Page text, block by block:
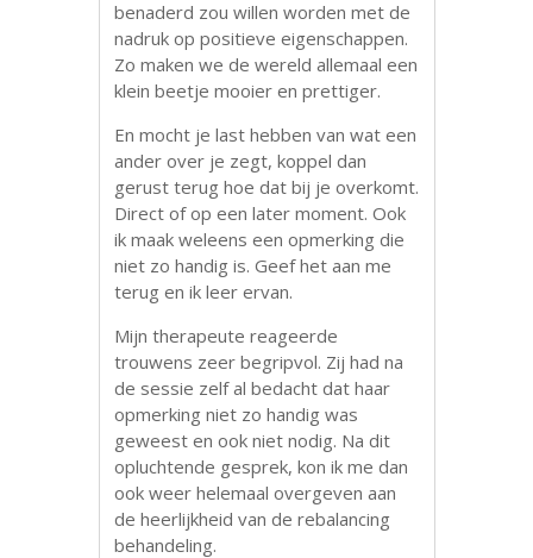
benaderd zou willen worden met de
nadruk op positieve eigenschappen.
Zo maken we de wereld allemaal een
klein beetje mooier en prettiger.
En mocht je last hebben van wat een
ander over je zegt, koppel dan
gerust terug hoe dat bij je overkomt.
Direct of op een later moment. Ook
ik maak weleens een opmerking die
niet zo handig is. Geef het aan me
terug en ik leer ervan.
Mijn therapeute reageerde
trouwens zeer begripvol. Zij had na
de sessie zelf al bedacht dat haar
opmerking niet zo handig was
geweest en ook niet nodig. Na dit
opluchtende gesprek, kon ik me dan
ook weer helemaal overgeven aan
de heerlijkheid van de rebalancing
behandeling.